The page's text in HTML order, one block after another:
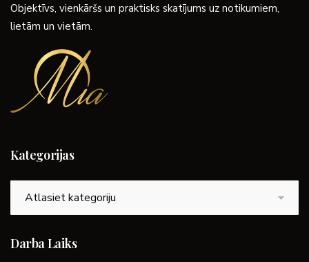
Objektīvs, vienkāršs un praktisks skatījums uz notikumiem,
lietām un vietām.
Kategorijas
Darba Laiks